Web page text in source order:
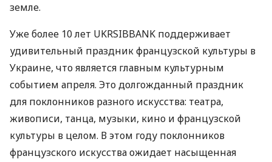
земле.
Уже более 10 лет UKRSIBBANK поддерживает
удивительный праздник французской культуры в
Украине, что является главным культурным
событием апреля. Это долгожданный праздник
для поклонников разного искусства: театра,
живописи, танца, музыки, кино и французской
культуры в целом. В этом году поклонников
французского искусства ожидает насыщенная